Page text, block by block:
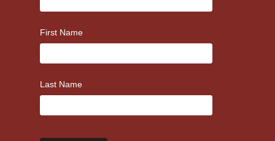
First Name
Last Name